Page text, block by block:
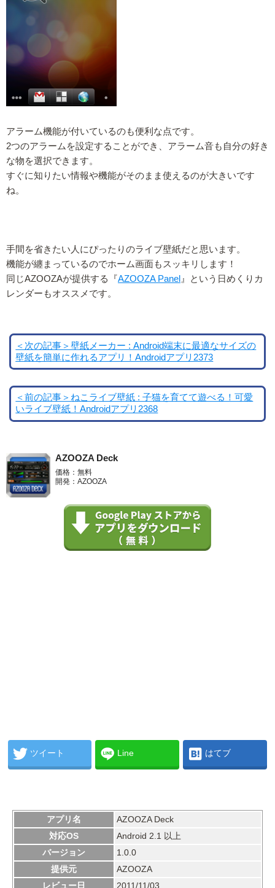
アラーム機能が付いているのも便利な点です。
2つのアラームを設定することができ、アラーム音も自分の好き
な物を選択できます。
すぐに知りたい情報や機能がそのまま使えるのが大きいです
ね。
手間を省きたい人にぴったりのライブ壁紙だと思います。
機能が纏まっているのでホーム画面もスッキリします！
同じAZOOZAが提供する『AZOOZA Panel 』という日めくりカ
レンダーもオススメです。
＜次の記事＞壁紙メーカー : Android端末に最適なサイズの
壁紙を簡単に作れるアプリ！Androidアプリ2373
＜前の記事＞ねこライブ壁紙 : 子猫を育てて遊べる！可愛
いライブ壁紙！Androidアプリ2368
AZOOZA Deck
価格：無料
開発：AZOOZA
ツイート Line はてブ
アプリ名
AZOOZA Deck
対応OS
Android 2.1 以上
バージョン
1.0.0
提供元
AZOOZA
レビュー日
2011/11/03